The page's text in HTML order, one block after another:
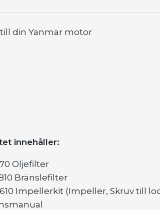
din Yanmar motor
innehåller:
Oljefilter
Bränslefilter
Impellerkit (Impeller, Skruv till